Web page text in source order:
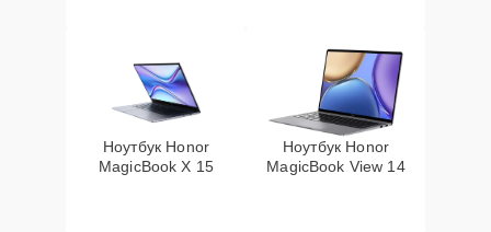
Ноутбук Honor
MagicBook X 15
Ноутбук Honor
MagicBook View 14